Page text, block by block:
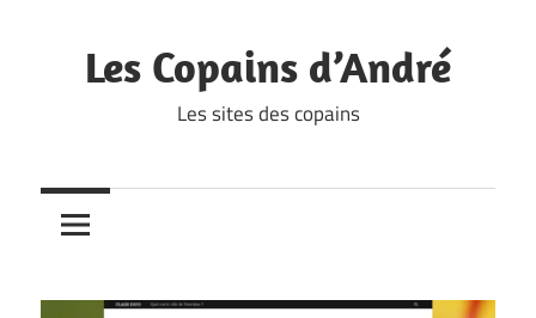
contentLes Copains d’André
Les sites des copains